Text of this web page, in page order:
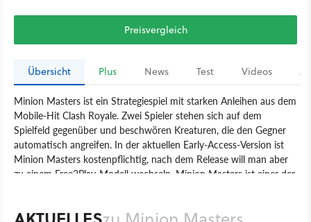
Preisvergleich
Übersicht Plus News Test Videos
Minion Masters ist ein Strategiespiel mit starken Anleihen aus dem
Mobile-Hit Clash Royale. Zwei Spieler stehen sich auf dem
Spielfeld gegenüber und beschwören Kreaturen, die den Gegner
automatisch angreifen. In der aktuellen Early-Access-Version ist
Minion Masters kostenpflichtig, nach dem Release will man aber
zu einem Free2Play-Modell wechseln. Minion Masters ist einer der